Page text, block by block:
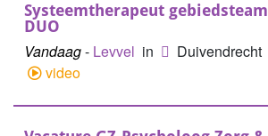
Systeemtherapeut gebiedsteam
DUO
Vandaag- Levvel in
Duivendrecht
video